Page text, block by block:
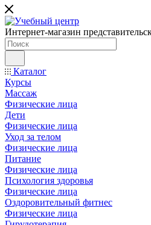
Интернет-магазин
Каталог
Курсы
Массаж
Физические лица
Дети
Физические лица
Уход за телом
Физические лица
Питание
Физические лица
Психология здоровья
Физические лица
Оздоровительный фитнес
Физические лица